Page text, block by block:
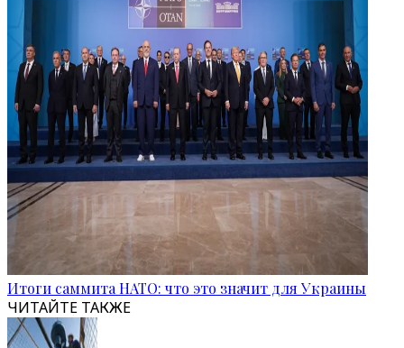
Итоги саммита НАТО: что это значит для Украины
ЧИТАЙТЕ ТАКЖЕ